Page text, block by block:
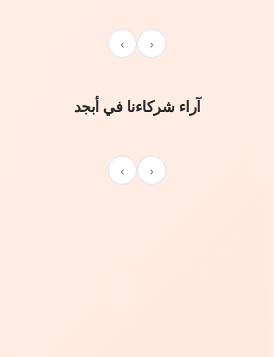
‹
›
آراء شركاءنا في أبجد
‹
›